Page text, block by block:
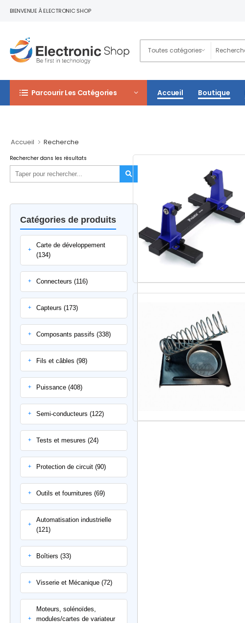
BIENVENUE À ELECTRONIC SHOP
Parcourir Les Catégories Accueil Boutique
Accueil Recherche
Rechercher dans les résultats
Catégories de produits
+
Carte de développement
(134)
+ Connecteurs (116)
+ Capteurs (173)
+ Composants passifs (338)
+ Fils et câbles (98)
+ Puissance (408)
+ Semi-conducteurs (122)
+ Tests et mesures (24)
+ Protection de circuit (90)
+ Outils et fournitures (69)
+
Automatisation industrielle
(121)
+ Boîtiers (33)
+ Visserie et Mécanique (72)
+
Moteurs, solénoïdes,
modules/cartes de variateur